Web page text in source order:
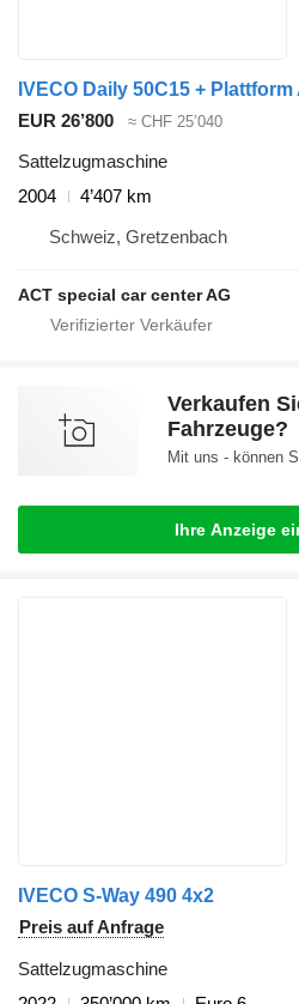
IVECO Daily 50C15 +
EUR 26’800
≈ CHF 25’040
Sattelzugmaschine
2004
4’407 km
Schweiz, Gretzenbach
ACT special car center AG
Verkaufen
Fahrzeuge?
Mit uns - können
Ihre Anzeige
IVECO S-Way 490 4x2
Preis auf Anfrage
Sattelzugmaschine